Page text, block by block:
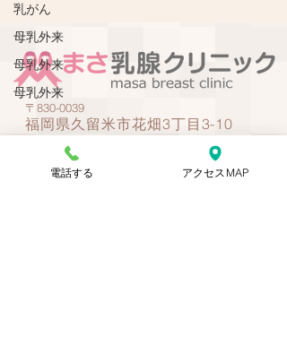
乳がん
母乳外来
母乳外来
母乳外来
〒830-0039
福岡県久留米市花畑3丁目3-10
TEL．0942-46-1100
FAX．0942-46-1105
電話する アクセスMAP